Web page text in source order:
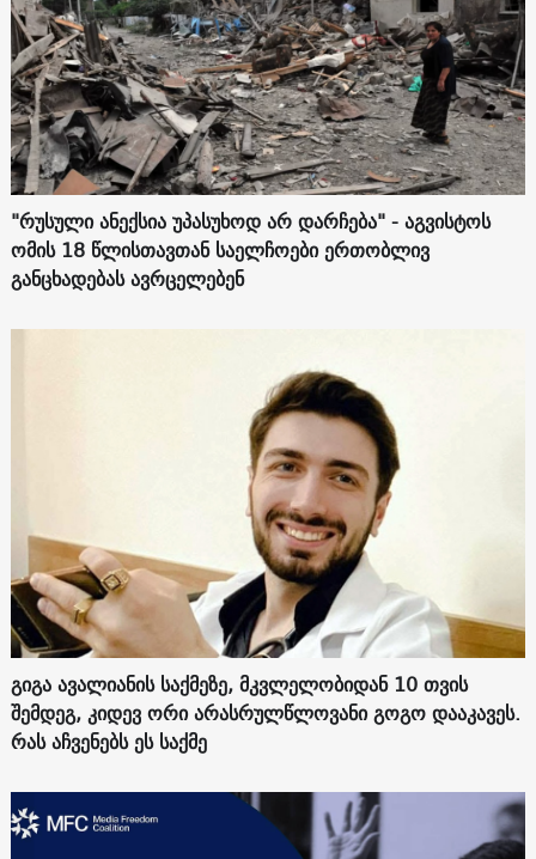
"რუსული ანექსია უპასუხოდ არ დარჩება" - აგვისტოს
ომის 18 წლისთავთან საელჩოები ერთობლივ
განცხადებას ავრცელებენ
გიგა ავალიანის საქმეზე, მკვლელობიდან 10 თვის
შემდეგ, კიდევ ორი არასრულწლოვანი გოგო დააკავეს.
რას აჩვენებს ეს საქმე